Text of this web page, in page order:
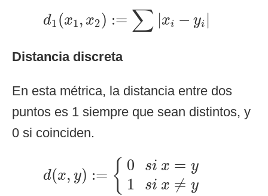
d1 (x1, x2) := ∑ |xi − yi |
d , :=∑| x
Distancia discreta
En esta métrica, la distancia entre dos
puntos es 1 siempre que sean distintos, y
0 si coinciden.
d(x, y) := { 0 si x = y
1 si x ≠ y
s ix 1